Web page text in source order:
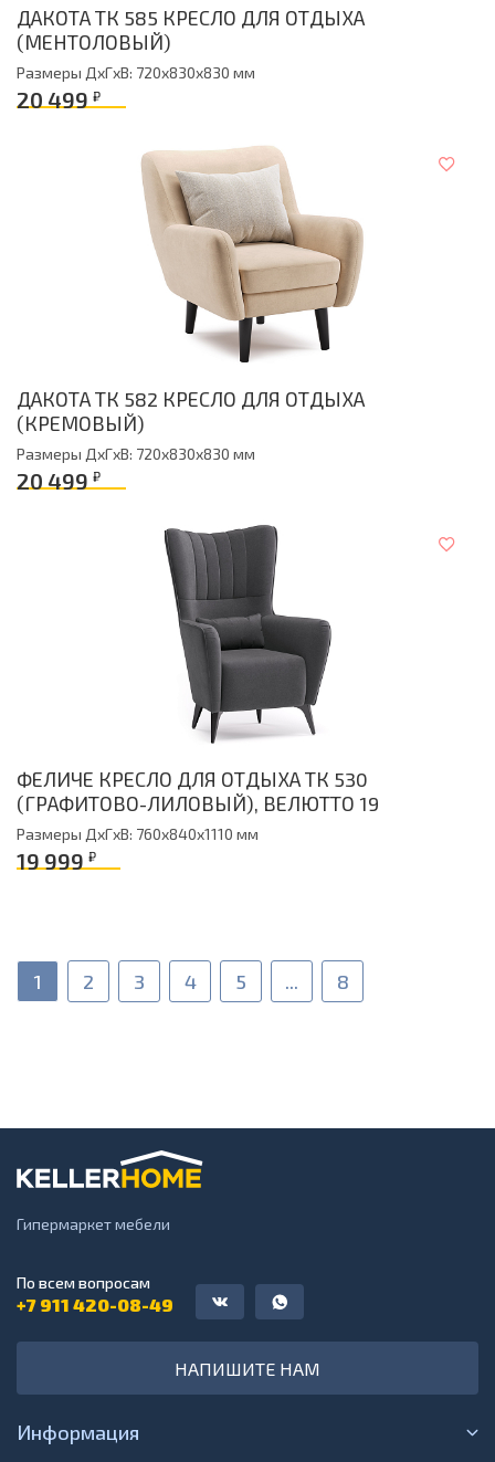
ДАКОТА ТК 585 КРЕСЛО ДЛЯ ОТДЫХА
(МЕНТОЛОВЫЙ)
Размеры ДxГxВ: 720x830x830 мм
20 499₽
ДАКОТА ТК 582 КРЕСЛО ДЛЯ ОТДЫХА
(КРЕМОВЫЙ)
Размеры ДxГxВ: 720x830x830 мм
20 499 ₽
ФЕЛИЧЕ КРЕСЛО ДЛЯ ОТДЫХА ТК 530
(ГРАФИТОВО-ЛИЛОВЫЙ), ВЕЛЮТТО 19
Размеры ДxГxВ: 760x840x1110 мм
19 999₽
1 2 3 4 5 ... 8
Гипермаркет мебели
По всем вопросам
+7 911 420-08-49
НАПИШИТЕ НАМ
Информация